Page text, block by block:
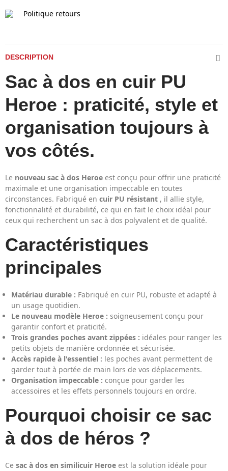
Politique retours
DESCRIPTION
Sac à dos en cuir PU
Heroe : praticité, style et
organisation toujours à
vos côtés.
Le nouveau sac à dos Heroe est conçu pour offrir une praticité
maximale et une organisation impeccable en toutes
circonstances. Fabriqué en cuir PU résistant , il allie style,
fonctionnalité et durabilité, ce qui en fait le choix idéal pour
ceux qui recherchent un sac à dos polyvalent et de qualité.
Caractéristiques
principales
Matériau durable : Fabriqué en cuir PU, robuste et adapté à
un usage quotidien.
Le nouveau modèle Heroe : soigneusement conçu pour
garantir confort et praticité.
Trois grandes poches avant zippées : idéales pour ranger les
petits objets de manière ordonnée et sécurisée.
Accès rapide à l'essentiel : les poches avant permettent de
garder tout à portée de main lors de vos déplacements.
Organisation impeccable : conçue pour garder les
accessoires et les effets personnels toujours en ordre.
Pourquoi choisir ce sac
à dos de héros ?
Ce sac à dos en similicuir Heroe est la solution idéale pour